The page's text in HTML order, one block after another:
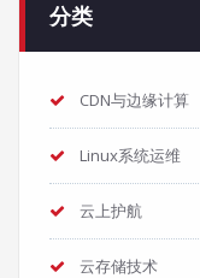
分类
CDN与边缘计算
Linux系统运维
云上护航
云存储技术